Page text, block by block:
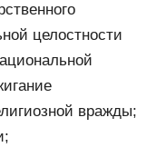
целостности
вражды;